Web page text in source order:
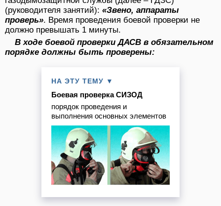
(руководителя занятий): «Звено, аппараты
проверь». Время проведения боевой проверки не
должно превышать 1 минуты.
В ходе боевой проверки ДАСВ в обязательном
порядке должны быть проверены:
НА ЭТУ ТЕМУ ▼
Боевая проверка СИЗОД
порядок проведения и
выполнения основных элементов